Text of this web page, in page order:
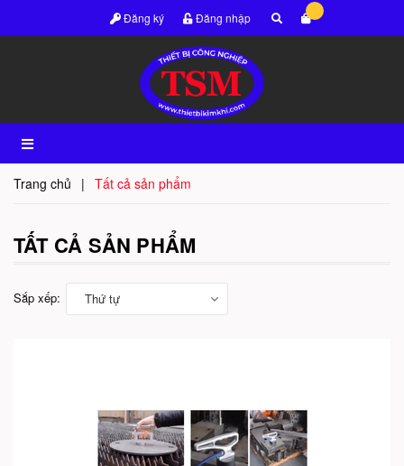
Đăng ký Đăng nhập
Trang chủ | Tất cả sản phẩm
TẤT CẢ SẢN PHẨM
Sắp xếp: Thứ tự